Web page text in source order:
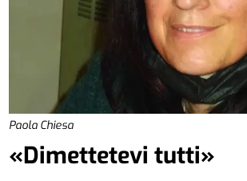
Paola Chiesa
«Dimettetevi tutti»